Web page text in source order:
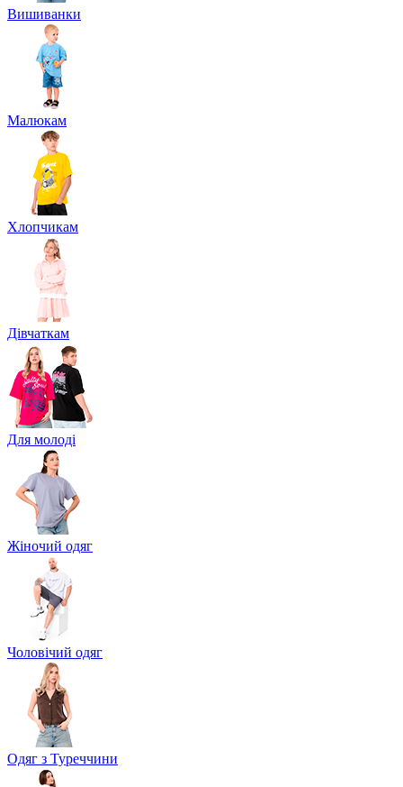
Вишиванки
Малюкам
Хлопчикам
Дівчаткам
Для молоді
Жіночий одяг
Чоловічий одяг
Одяг з Туреччини